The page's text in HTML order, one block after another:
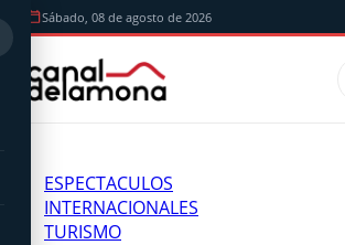
Sábado, 08 de agosto de 2026
ESPECTACULOS
INTERNACIONALES
TURISMO